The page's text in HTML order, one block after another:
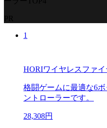
PR
1
HORIワイヤレスファ
格闘ゲームに最適な6
ントローラーです。
28,308円